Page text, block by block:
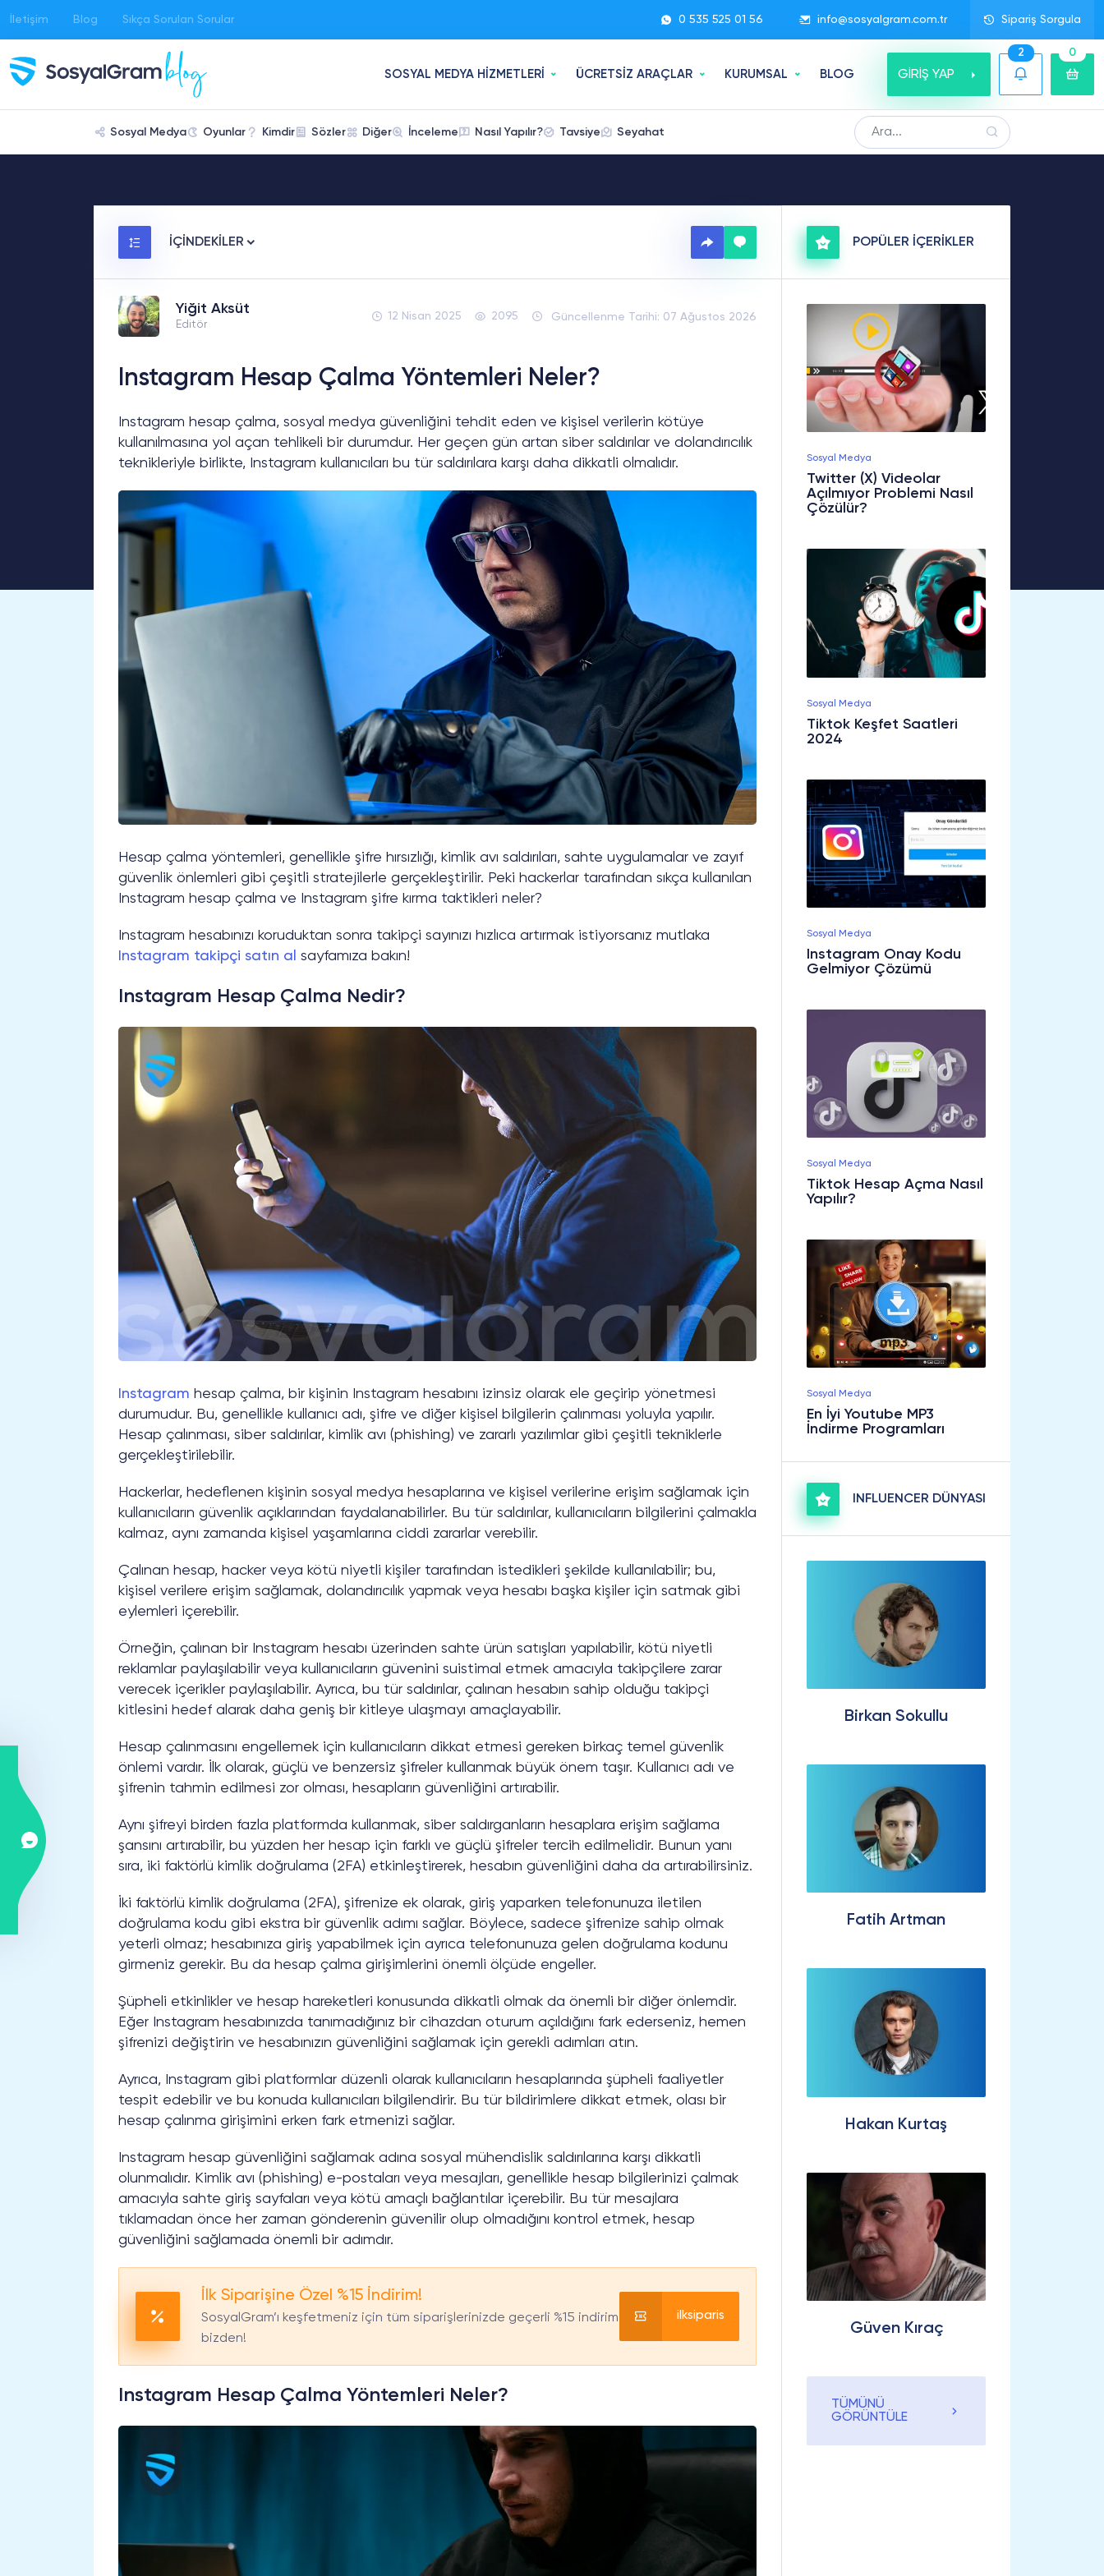
İletişim Blog Sıkça Sorulan Sorular 0 535 525 01 56 info@sosyalgram.com.tr Sipariş Sorgula
SOSYAL MEDYA HİZMETLERİ ÜCRETSİZ ARAÇLAR KURUMSAL BLOG GİRİŞ YAP
2 0
Sosyal Medya Oyunlar Kimdir Sözler Diğer İnceleme Nasıl Yapılır? Tavsiye Seyahat
İÇİNDEKİLER
Yiğit Aksüt
Editör
12 Nisan 2025 2095 Güncellenme Tarihi: 07 Ağustos 2026
Instagram Hesap Çalma Yöntemleri Neler?
Instagram hesap çalma, sosyal medya güvenliğini tehdit eden ve kişisel verilerin kötüye
kullanılmasına yol açan tehlikeli bir durumdur. Her geçen gün artan siber saldırılar ve dolandırıcılık
teknikleriyle birlikte, Instagram kullanıcıları bu tür saldırılara karşı daha dikkatli olmalıdır.
Hesap çalma yöntemleri, genellikle şifre hırsızlığı, kimlik avı saldırıları, sahte uygulamalar ve zayıf
güvenlik önlemleri gibi çeşitli stratejilerle gerçekleştirilir. Peki hackerlar tarafından sıkça kullanılan
Instagram hesap çalma ve Instagram şifre kırma taktikleri neler?
Instagram hesabınızı koruduktan sonra takipçi sayınızı hızlıca artırmak istiyorsanız mutlaka
Instagram takipçi satın al sayfamıza bakın!
Instagram Hesap Çalma Nedir?
Instagram hesap çalma, bir kişinin Instagram hesabını izinsiz olarak ele geçirip yönetmesi
durumudur. Bu, genellikle kullanıcı adı, şifre ve diğer kişisel bilgilerin çalınması yoluyla yapılır.
Hesap çalınması, siber saldırılar, kimlik avı (phishing) ve zararlı yazılımlar gibi çeşitli tekniklerle
gerçekleştirilebilir.
Hackerlar, hedeflenen kişinin sosyal medya hesaplarına ve kişisel verilerine erişim sağlamak için
kullanıcıların güvenlik açıklarından faydalanabilirler. Bu tür saldırılar, kullanıcıların bilgilerini çalmakla
kalmaz, aynı zamanda kişisel yaşamlarına ciddi zararlar verebilir.
Çalınan hesap, hacker veya kötü niyetli kişiler tarafından istedikleri şekilde kullanılabilir; bu,
kişisel verilere erişim sağlamak, dolandırıcılık yapmak veya hesabı başka kişiler için satmak gibi
eylemleri içerebilir.
Örneğin, çalınan bir Instagram hesabı üzerinden sahte ürün satışları yapılabilir, kötü niyetli
reklamlar paylaşılabilir veya kullanıcıların güvenini suistimal etmek amacıyla takipçilere zarar
verecek içerikler paylaşılabilir. Ayrıca, bu tür saldırılar, çalınan hesabın sahip olduğu takipçi
kitlesini hedef alarak daha geniş bir kitleye ulaşmayı amaçlayabilir.
Hesap çalınmasını engellemek için kullanıcıların dikkat etmesi gereken birkaç temel güvenlik
önlemi vardır. İlk olarak, güçlü ve benzersiz şifreler kullanmak büyük önem taşır. Kullanıcı adı ve
şifrenin tahmin edilmesi zor olması, hesapların güvenliğini artırabilir.
Aynı şifreyi birden fazla platformda kullanmak, siber saldırganların hesaplara erişim sağlama
şansını artırabilir, bu yüzden her hesap için farklı ve güçlü şifreler tercih edilmelidir. Bunun yanı
sıra, iki faktörlü kimlik doğrulama (2FA) etkinleştirerek, hesabın güvenliğini daha da artırabilirsiniz.
İki faktörlü kimlik doğrulama (2FA), şifrenize ek olarak, giriş yaparken telefonunuza iletilen
doğrulama kodu gibi ekstra bir güvenlik adımı sağlar. Böylece, sadece şifrenize sahip olmak
yeterli olmaz; hesabınıza giriş yapabilmek için ayrıca telefonunuza gelen doğrulama kodunu
girmeniz gerekir. Bu da hesap çalma girişimlerini önemli ölçüde engeller.
Şüpheli etkinlikler ve hesap hareketleri konusunda dikkatli olmak da önemli bir diğer önlemdir.
Eğer Instagram hesabınızda tanımadığınız bir cihazdan oturum açıldığını fark ederseniz, hemen
şifrenizi değiştirin ve hesabınızın güvenliğini sağlamak için gerekli adımları atın.
Ayrıca, Instagram gibi platformlar düzenli olarak kullanıcıların hesaplarında şüpheli faaliyetler
tespit edebilir ve bu konuda kullanıcıları bilgilendirir. Bu tür bildirimlere dikkat etmek, olası bir
hesap çalınma girişimini erken fark etmenizi sağlar.
Instagram hesap güvenliğini sağlamak adına sosyal mühendislik saldırılarına karşı dikkatli
olunmalıdır. Kimlik avı (phishing) e-postaları veya mesajları, genellikle hesap bilgilerinizi çalmak
amacıyla sahte giriş sayfaları veya kötü amaçlı bağlantılar içerebilir. Bu tür mesajlara
tıklamadan önce her zaman gönderenin güvenilir olup olmadığını kontrol etmek, hesap
güvenliğini sağlamada önemli bir adımdır.
İlk Siparişine Özel %15 İndirim!
SosyalGram’ı keşfetmeniz için tüm siparişlerinizde geçerli %15 indirim
bizden!
ilksiparis
Instagram Hesap Çalma Yöntemleri Neler?
POPÜLER İÇERİKLER
Sosyal Medya
Twitter (X) Videolar
Açılmıyor Problemi Nasıl
Çözülür?
Sosyal Medya
Tiktok Keşfet Saatleri
2024
Sosyal Medya
Instagram Onay Kodu
Gelmiyor Çözümü
Sosyal Medya
Tiktok Hesap Açma Nasıl
Yapılır?
Sosyal Medya
En İyi Youtube MP3
İndirme Programları
INFLUENCER DÜNYASI
Birkan Sokullu
Fatih Artman
Hakan Kurtaş
Güven Kıraç
TÜMÜNÜ
GÖRÜNTÜLE